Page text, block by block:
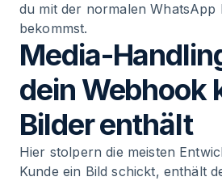
du mit der normalen WhatsApp
bekommst.
Media-
dein Webhook
Bilder enthält
Hier stolpern die meisten
Kunde ein Bild schickt, enthält